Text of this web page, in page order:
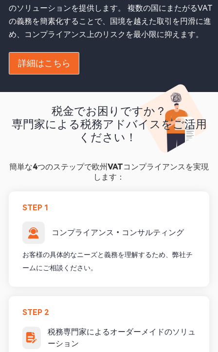
のソリューションを提供します。 複数の国にまたがるVAT
の義務を簡素化することで、国境を越えた取引を円滑に進
め、コンプライアンス上のリスクを最小限に抑えます。
詳細はこちら
税金でお困りですか？
専門家による税務アドバイスをご活用
ください！
簡単な4つのステップで欧州VATコンプライアンスを実現
します：
STEP 1
コンプライアンス・コンサルティング
お客様の具体的なニーズと義務を理解するため、弊社チ
ームにご相談ください。
STEP 2
税務専門家によるオーダーメイドのソリュ
ーション